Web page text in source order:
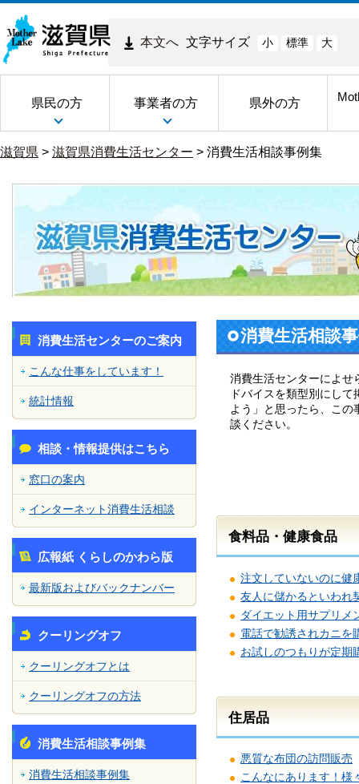
本文へ 文字サイズ 小 標準 大
県民の方 事業者の方 県外の方
滋賀県 > 滋賀県消費生活センター > 消費生活相談事例集
消費生活センターのご案内
こんな仕事をしています！
統計情報
相談・情報提供はこちら
窓口の案内
インターネット消費生活相談
広報紙 くらしのかわら版
最新版およびバックナンバー
クーリングオフ
クーリングオフとは
クーリングオフの方法
消費生活相談事例集
消費生活相談事例集
消費生活相談
消費生活センターによせ
ドバイスを類型別にし
よう」と思ったら、この
談ください。
食料品・健康食品
注文していないのに健
友人に儲かるといわれ
ダイエット用サプリメ
電話で勧誘されカニを
お試しのつもりが定期
住居品
悪質な布団の訪問販売
こんなにあります！様